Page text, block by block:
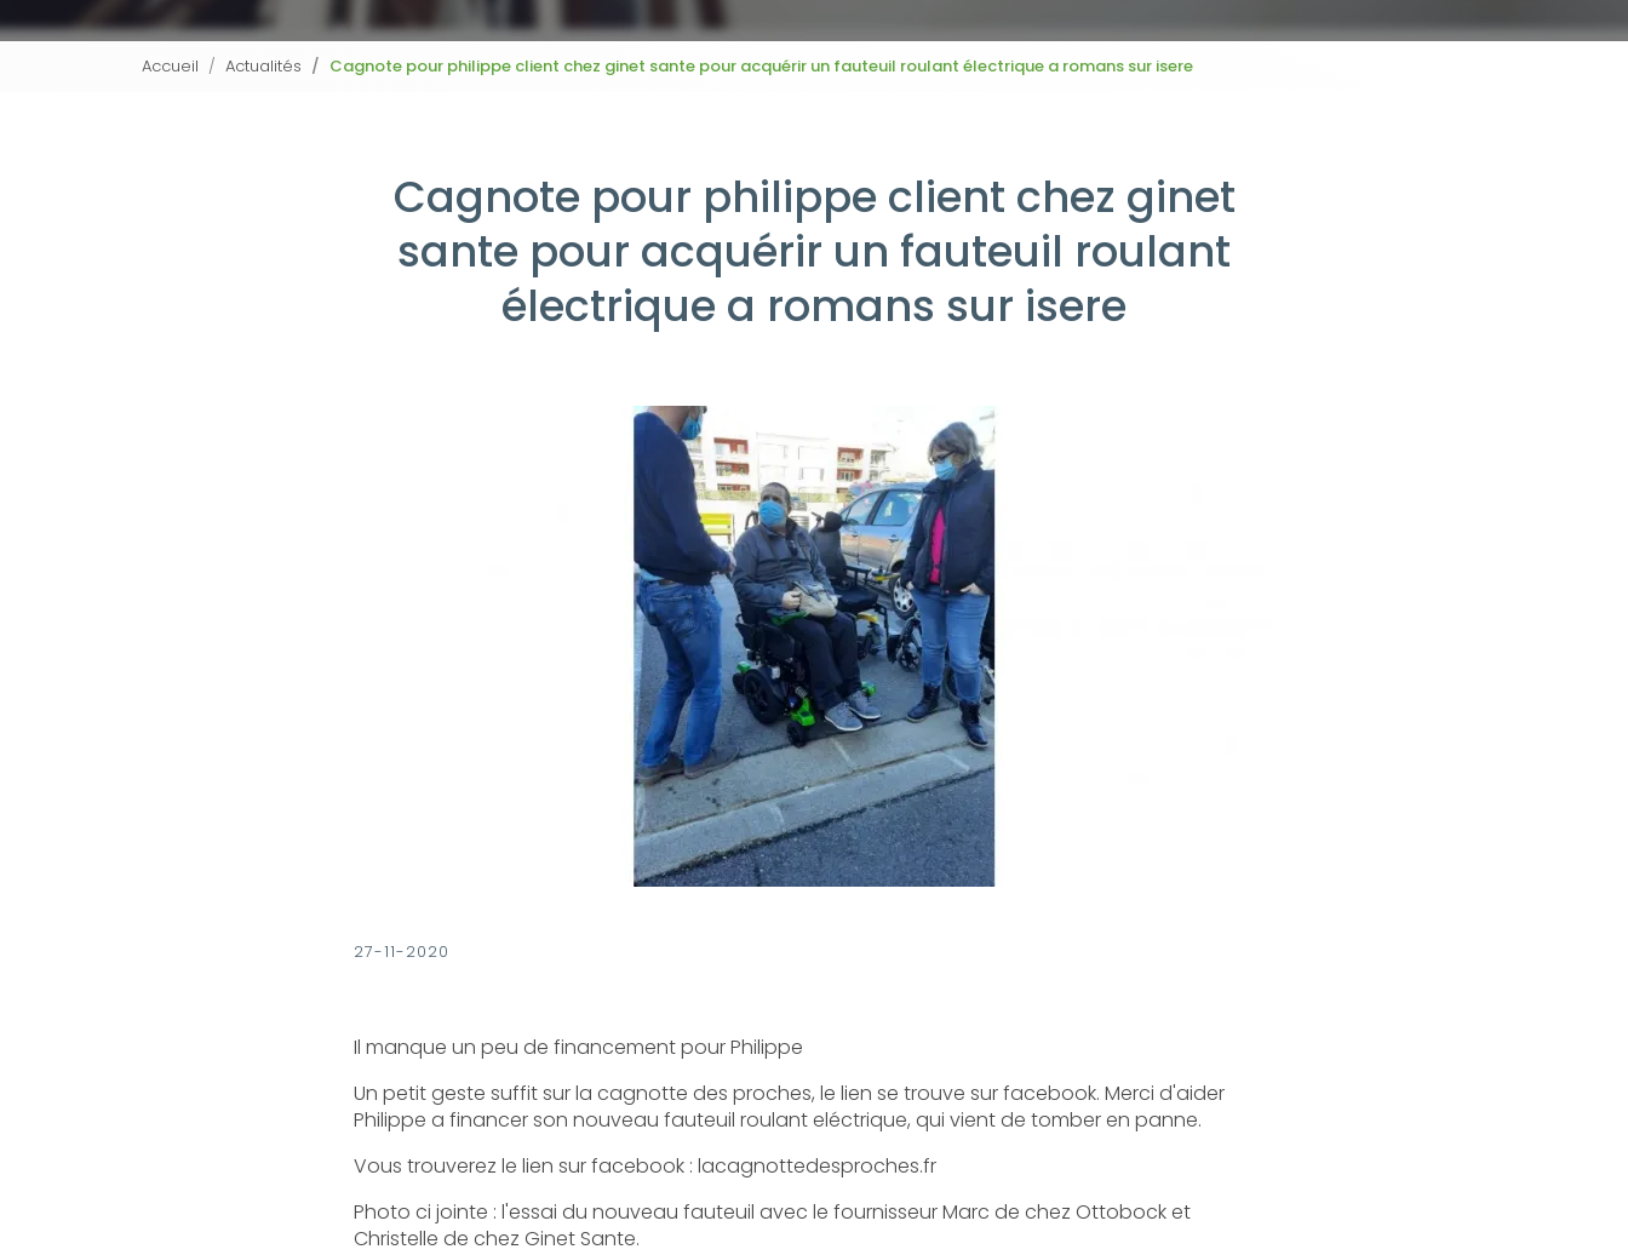
Accueil Actualités Cagnote pour philippe client chez ginet sante pour acquérir un fauteuil roulant électrique a romans sur isere
Cagnote pour philippe client chez ginet
sante pour acquérir un fauteuil roulant
électrique a romans sur isere
27-11-2020
Il manque un peu de financement pour Philippe
Un petit geste suffit sur la cagnotte des proches, le lien se trouve sur facebook. Merci d'aider
Philippe a financer son nouveau fauteuil roulant eléctrique, qui vient de tomber en panne.
Vous trouverez le lien sur facebook : lacagnottedesproches.fr
Photo ci jointe : l'essai du nouveau fauteuil avec le fournisseur Marc de chez Ottobock et
Christelle de chez Ginet Sante.